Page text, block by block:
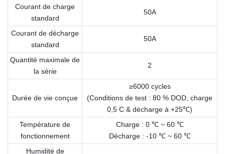
Courant de charge
standard
50A
Courant de décharge
standard
50A
Quantité maximale de
la série
2
Durée de vie conçue
≥6000 cycles
(Conditions de test : 80 % DOD, charge
0,5 C & décharge à +25℃)
Température de
fonctionnement
Charge : 0 ℃ ~ 60 ℃
Décharge : -10 ℃ ~ 60 ℃
Humidité de